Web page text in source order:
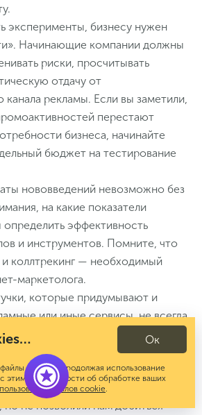
эксперименты, бизнесу нужен
Начинающие компании должны
риски, просчитывать
отдачу от
канала рекламы. Если вы заметили,
перестают
бизнеса, начинайте
бюджет на тестирование
нововведений невозможно без
на какие показатели
эффективность
и инструментов. Помните, что
коллтрекинг — необходимый
маркетолога.
которые придумывают и
или иные сервисы, не всегда
нужно вам. Особенно, если речь
которые пока недостаточно
Вспомним те же конверсионные
отлично показывали себя на
но не позволили нам добиться
cookies. Продолжая использование
этим. Подробности об обработке ваших
файлов cookie.
Ок